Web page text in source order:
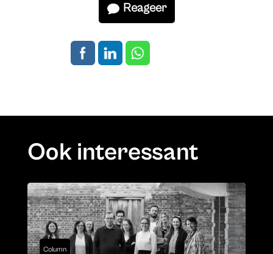
Reageer
Ook interessant
Column